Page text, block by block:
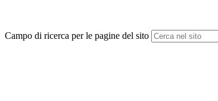
Campo di ricerca per le pagine del sito